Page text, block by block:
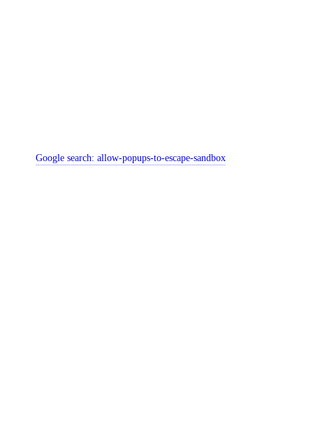
Google search:allow-popups-to-escape-sandbox